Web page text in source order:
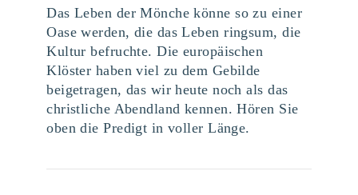
Das Leben der Mönche könne so zu einer
Oase werden, die das Leben ringsum, die
Kultur befruchte. Die europäischen
Klöster haben viel zu dem Gebilde
beigetragen, das wir heute noch als das
christliche Abendland kennen. Hören Sie
oben die Predigt in voller Länge.